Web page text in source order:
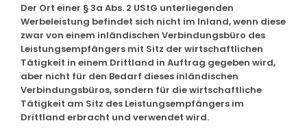
Der Ort einer § 3a Abs. 2 UStG unterliegenden
Werbeleistung befindet sich nicht im Inland, wenn diese
zwar von einem inländischen Verbindungsbüro des
Leistungsempfängers mit Sitz der wirtschaftlichen
Tätigkeit in einem Drittland in Auftrag gegeben wird,
aber nicht für den Bedarf dieses inländischen
Verbindungsbüros, sondern für die wirtschaftliche
Tätigkeit am Sitz des Leistungsempfängers im
Drittland erbracht und verwendet wird.